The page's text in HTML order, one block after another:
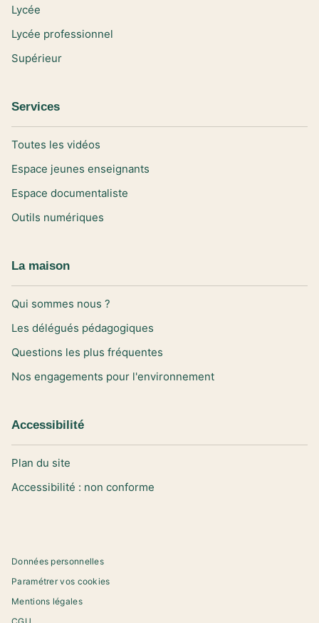
Lycée
Lycée professionnel
Supérieur
Services
Toutes les vidéos
Espace jeunes enseignants
Espace documentaliste
Outils numériques
La maison
Qui sommes nous ?
Les délégués pédagogiques
Questions les plus fréquentes
Nos engagements pour l'environnement
Accessibilité
Plan du site
Accessibilité : non conforme
Données personnelles
Paramétrer vos cookies
Mentions légales